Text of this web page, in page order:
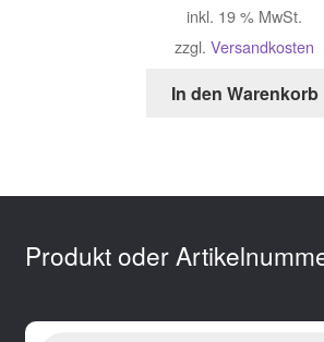
inkl. 19 % MwSt.
zzgl. Versandkosten
In den Warenkorb
Produkt oder